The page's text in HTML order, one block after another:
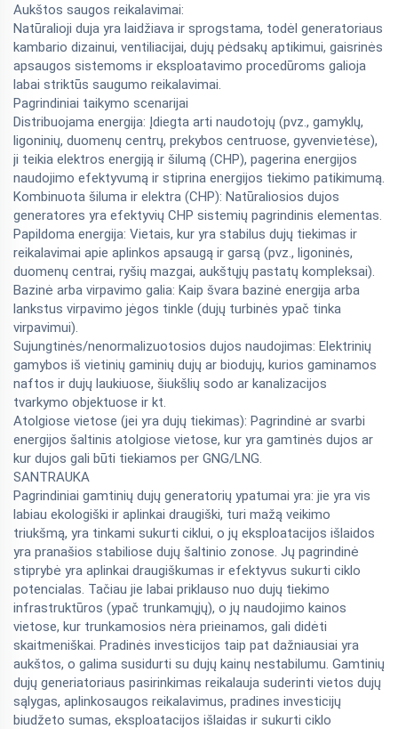
Aukštos saugos reikalavimai:
Natūralioji duja yra laidžiava ir sprogstama, todėl generatoriaus
kambario dizainui, ventiliacijai, dujų pėdsakų aptikimui, gaisrinės
apsaugos sistemoms ir eksploatavimo procedūroms galioja
labai striktūs saugumo reikalavimai.
Pagrindiniai taikymo scenarijai
Distribuojama energija: Įdiegta arti naudotojų (pvz., gamyklų,
ligoninių, duomenų centrų, prekybos centruose, gyvenvietėse),
ji teikia elektros energiją ir šilumą (CHP), pagerina energijos
naudojimo efektyvumą ir stiprina energijos tiekimo patikimumą.
Kombinuota šiluma ir elektra (CHP): Natūraliosios dujos
generatores yra efektyvių CHP sistemių pagrindinis elementas.
Papildoma energija: Vietais, kur yra stabilus dujų tiekimas ir
reikalavimai apie aplinkos apsaugą ir garsą (pvz., ligoninės,
duomenų centrai, ryšių mazgai, aukštųjų pastatų kompleksai).
Bazinė arba virpavimo galia: Kaip švara bazinė energija arba
lankstus virpavimo jėgos tinkle (dujų turbinės ypač tinka
virpavimui).
Sujungtinės/nenormalizuotosios dujos naudojimas: Elektrinių
gamybos iš vietinių gaminių dujų ar biodujų, kurios gaminamos
naftos ir dujų laukiuose, šiukšlių sodo ar kanalizacijos
tvarkymo objektuose ir kt.
Atolgiose vietose (jei yra dujų tiekimas): Pagrindinė ar svarbi
energijos šaltinis atolgiose vietose, kur yra gamtinės dujos ar
kur dujos gali būti tiekiamos per GNG/LNG.
SANTRAUKA
Pagrindiniai gamtinių dujų generatorių ypatumai yra: jie yra vis
labiau ekologiški ir aplinkai draugiški, turi mažą veikimo
triukšmą, yra tinkami sukurti ciklui, o jų eksploatacijos išlaidos
yra pranašios stabiliose dujų šaltinio zonose. Jų pagrindinė
stiprybė yra aplinkai draugiškumas ir efektyvus sukurti ciklo
potencialas. Tačiau jie labai priklauso nuo dujų tiekimo
infrastruktūros (ypač trunkamųjų), o jų naudojimo kainos
vietose, kur trunkamosios nėra prieinamos, gali didėti
skaitmeniškai. Pradinės investicijos taip pat dažniausiai yra
aukštos, o galima susidurti su dujų kainų nestabilumu. Gamtinių
dujų generiatoriaus pasirinkimas reikalauja suderinti vietos dujų
sąlygas, aplinkosaugos reikalavimus, pradines investicijų
biudžeto sumas, eksploatacijos išlaidas ir sukurti ciklo